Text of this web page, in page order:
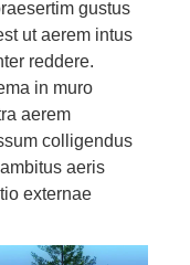
gustus
ut aerem intus
reddere.
in muro
aerem
colligendus
aeris
externae